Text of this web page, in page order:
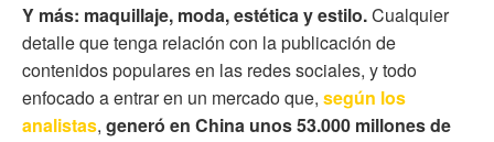
Y más: maquillaje, moda, estética y estilo.Cualquier
detalle que tenga relación con la publicación de
contenidos populares en las redes sociales, y todo
enfocado a entrar en un mercado que, según los
analistas, generó en China unos 53.000 millones de